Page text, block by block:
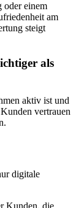
oder einem
am
steigt
als
aktiv ist und
vertrauen
digitale